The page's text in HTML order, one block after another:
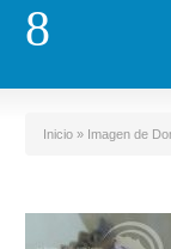
8
Inicio » Imagen de